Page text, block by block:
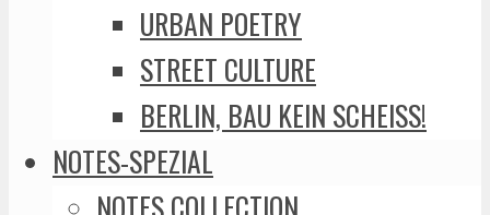
URBAN POETRY
STREET CULTURE
BERLIN, BAU KEIN SCHEISS!
NOTES-SPEZIAL
NOTES COLLECTION